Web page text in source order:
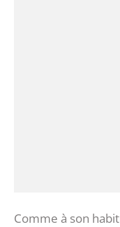
Comme à son